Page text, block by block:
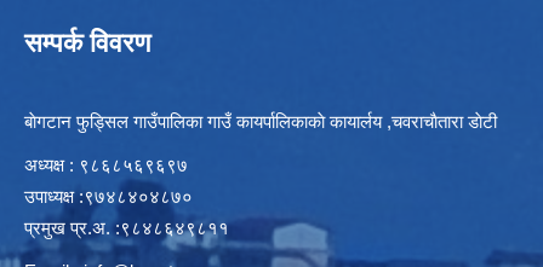
सम्पर्क विवरण
बाेगटान फुड्सिल गाउँपालिका गाउँ कायर्पालिकाकाे कायार्लय ,चवराचाैतारा डाेटी
अध्यक्ष : ९८६८५६९६९७
उपाध्यक्ष :९७४८४०४८७०
प्रमुख प्र.अ. :९८४८६४९८११